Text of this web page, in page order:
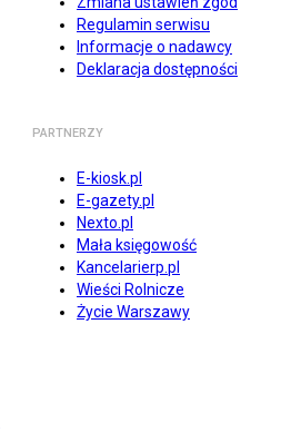
Regulamin serwisu
Informacje o nadawcy
Deklaracja dostępności
PARTNERZY
E-kiosk.pl
E-gazety.pl
Nexto.pl
Mała księgowość
Kancelarierp.pl
Wieści Rolnicze
Życie Warszawy